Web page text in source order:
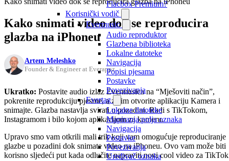
Flacbox Premium?
Korisnički vodič
Evermusic
Audio reproduktor
Glazbena biblioteka
Lokalne datoteke
Navigacija
Popisi pjesama
Postavke
Povezivanja
Evertag
Lokalne datoteke
Mapiranja polja oznaka
Navigacija
Postavke
Povezivanja
Uređivač oznaka
Kako snimati video dok se reproducira
glazba na iPhoneu
Artem Meleshko
Founder & Engineer at Everappz
Ukratko: Postavite audio izlaz Evermusica na “Mješoviti način”,
pokrenite reprodukciju pjesme, a zatim otvorite aplikaciju Kamera i
snimajte. Glazba nastavlja svirati u pozadini. Radi s TikTokom,
Instagramom i bilo kojom aplikacijom za kameru.
Upravo smo vam otkrili mali trik koji vam omogućuje reproduciranje
glazbe u pozadini dok snimate video na iPhoneu. Ovo vam može biti
korisno sljedeći put kada odlučite napraviti novi cool video za